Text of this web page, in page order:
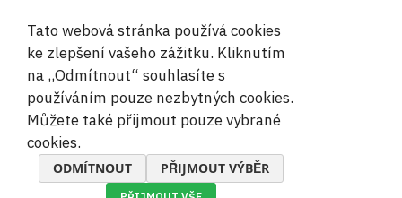
© 2019-2026 Megamix s.r.o.
Tato webová stránka používá cookies
ke zlepšení vašeho zážitku. Kliknutím
na „Odmítnout“ souhlasíte s
používáním pouze nezbytných cookies.
Můžete také přijmout pouze vybrané
cookies.
ODMÍTNOUT PŘIJMOUT VÝBĚR